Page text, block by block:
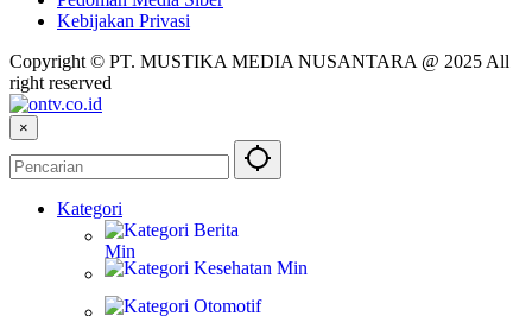
Kebijakan Privasi
Copyright © PT. MUSTIKA MEDIA NUSANTARA @ 2025 All
right reserved
×
Kategori